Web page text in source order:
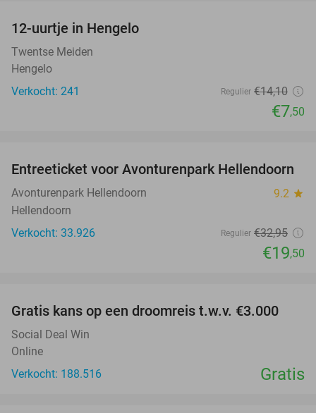
12-uurtje in Hengelo
Twentse Meiden
Hengelo
Verkocht: 241
Regulier €14,10
€7,50
41%
Entreeticket voor Avonturenpark Hellendoorn
Avonturenpark Hellendoorn 9.2 star
Hellendoorn
Verkocht: 33.926
Regulier €32,95
€19,50
Gratis kans op een droomreis t.w.v. €3.000
Social Deal Win
Online
Verkocht: 188.516
Gratis